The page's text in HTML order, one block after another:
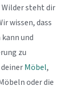
Wilder steht dir
wissen, dass
und
zu
Möbel,
oder die